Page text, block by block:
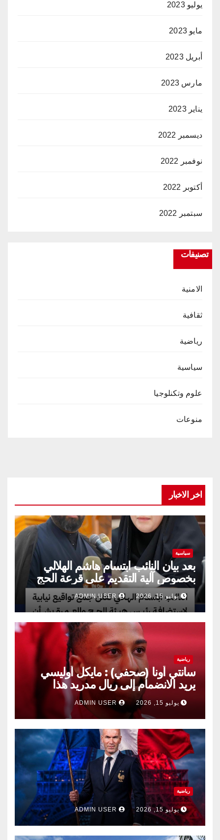
يوليو 2023
مايو 2023
أبريل 2023
مارس 2023
يناير 2023
ديسمبر 2022
نوفمبر 2022
أكتوبر 2022
سبتمبر 2022
تصنيفات
الامنية
ثقافية
رياضية
سياسية
علوم وتكنلوجيا
منوعات
اخر الاخبار
سياسية
بعد بيان النائب ابتسام هاشم الهلالي
بخصوص آلية التقديم على قرعة الحج
يوليو 15, 2026
رياضية
سانتي أونا (صحفي) : مايكل أوليسي
يريد الانضمام إلى ريال مدريد هذا
الصيف.
يوليو 15, 2026 ADMIN USER
رياضية
يوليو 15, 2026